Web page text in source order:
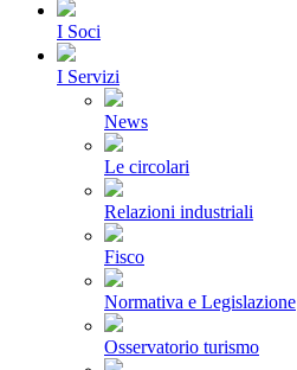
I Soci
I Servizi
News
Le circolari
Relazioni industriali
Fisco
Normativa e Legislazione
Osservatorio turismo